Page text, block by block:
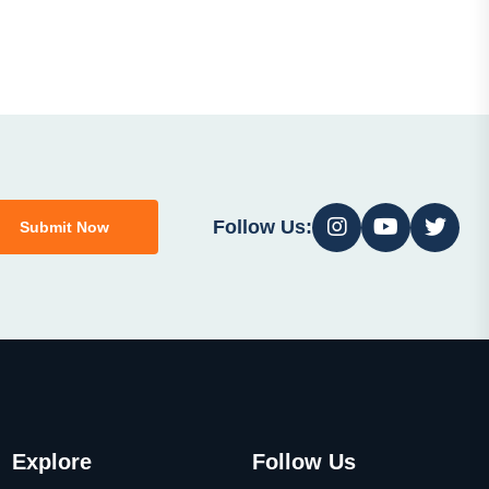
Submit Now Follow Us:
Explore Follow Us